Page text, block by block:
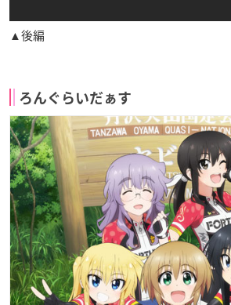
▲後編
ろんぐらいだぁす